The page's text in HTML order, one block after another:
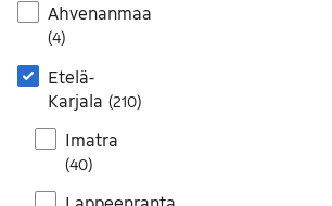
Ahvenanmaa
(4)
Etelä-
Karjala (210)
Imatra
(40)